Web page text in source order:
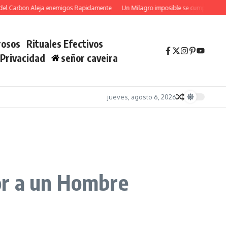
Aleja enemigos Rapidamente Un Milagro imposible se cumplira YA con
Rituales Efectivos
señor caveira
jueves, agosto 6, 2026
a un Hombre